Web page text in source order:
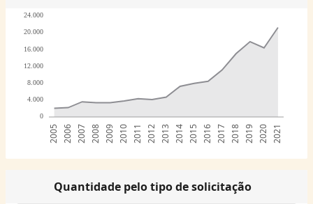
0
4.000
8.000
12.000
16.000
20.000
24.000
2005 2006 2007 2008 2009 2010 2011 2012 2013 2014 2015 2016 2017 2018 2019 2020 2021
Quantidade pelo tipo de solicitação